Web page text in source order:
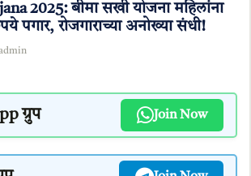
2025: बीमा सखी योजना महिलांना
पगार, रोजगाराच्या अनोख्या संधी!
ग्रुप Join Now